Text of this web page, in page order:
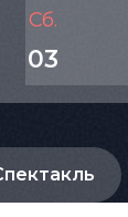
Сб.
03